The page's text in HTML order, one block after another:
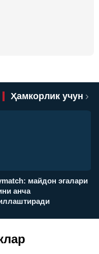
Ҳамкорлик учун
майдон эгалари
анча